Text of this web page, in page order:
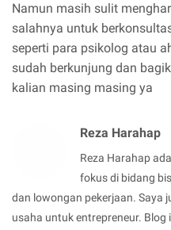
Namun masih sulit
salahnya untuk
seperti para psikolog atau
sudah berkunjung dan
kalian masing masing ya
Reza Harahap
Reza Harahap
fokus di bidang
dan lowongan pekerjaan. Saya
usaha untuk entrepreneur.